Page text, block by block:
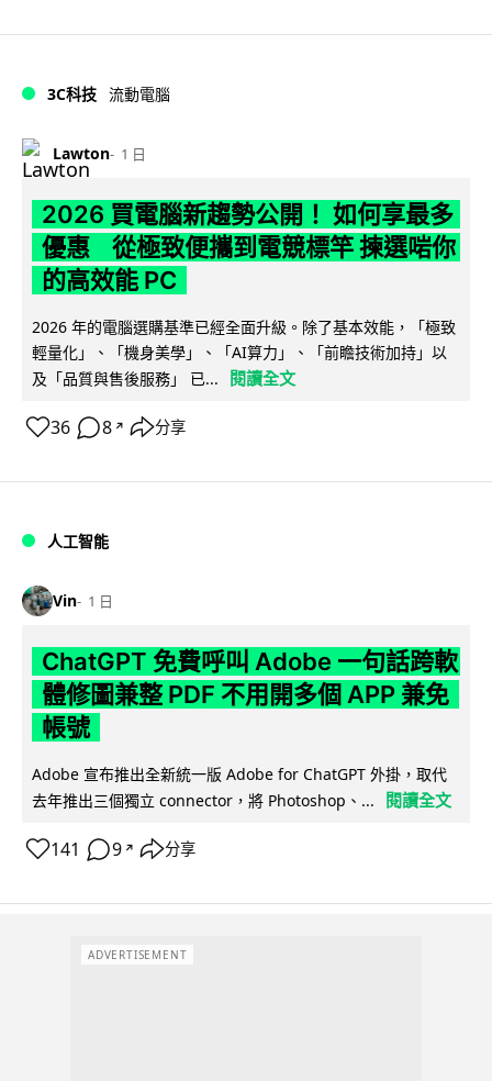
3C科技 流動電腦
Lawton 1 日
2026 買電腦新趨勢公開！ 如何享最多
優惠 從極致便攜到電競標竿 揀選啱你
的高效能 PC
2026 年的電腦選購基準已經全面升級。除了基本效能，「極致
輕量化」、「機身美學」、「AI算力」、「前瞻技術加持」以
及「品質與售後服務」 已...
閱讀全文
36 8 ↗ 分享
人工智能
Vin 1 日
ChatGPT 免費呼叫 Adobe 一句話跨軟
體修圖兼整 PDF 不用開多個 APP 兼免
帳號
Adobe 宣布推出全新統一版 Adobe for ChatGPT 外掛，取代
去年推出三個獨立 connector，將 Photoshop、...
閱讀全文
141 9 ↗ 分享
ADVERTISEMENT